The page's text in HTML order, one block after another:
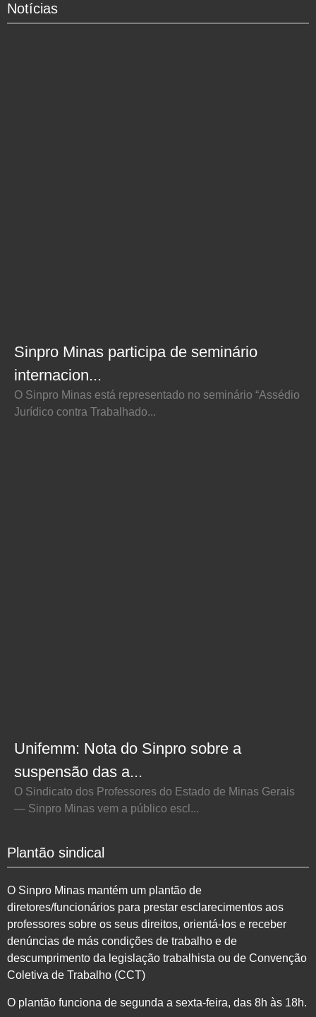
Notícias
Sinpro Minas participa de seminário
internacion...
O Sinpro Minas está representado no seminário “Assédio
Jurídico contra Trabalhado...
Unifemm: Nota do Sinpro sobre a
suspensão das a...
O Sindicato dos Professores do Estado de Minas Gerais
— Sinpro Minas vem a público escl...
Plantão sindical
O Sinpro Minas mantém um plantão de
diretores/funcionários para prestar esclarecimentos aos
professores sobre os seus direitos, orientá-los e receber
denúncias de más condições de trabalho e de
descumprimento da legislação trabalhista ou de Convenção
Coletiva de Trabalho (CCT)
O plantão funciona de segunda a sexta-feira, das 8h às 18h.